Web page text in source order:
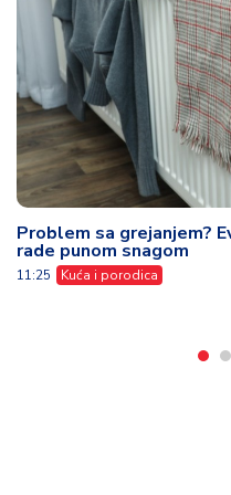
Problem sa grejanjem?
rade punom snagom
11:25 Kuća i porodica